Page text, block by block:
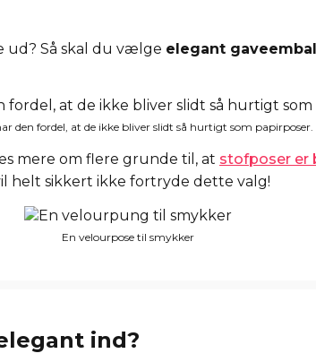
ud? Så skal du vælge elegant
den fordel, at de ikke bliver slidt så hurtigt som papirposer.
mere om flere grunde til, at stofposer er
helt sikkert ikke fortryde dette valg!
En velourpose til smykker
ind?